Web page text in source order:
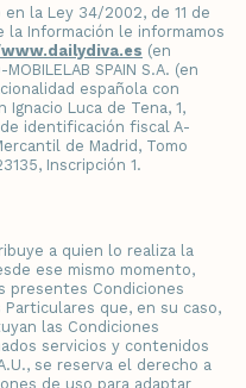
la Ley 34/2002, de 11 de
la Información le informamos
(en
SPAIN S.A. (en
española con
Luca de Tena, 1,
identificación fiscal A-
de Madrid, Tomo
Inscripción 1.
a quien lo realiza la
ese mismo momento,
presentes Condiciones
que, en su caso,
las Condiciones
servicios y contenidos
se reserva el derecho a
de uso para adaptar